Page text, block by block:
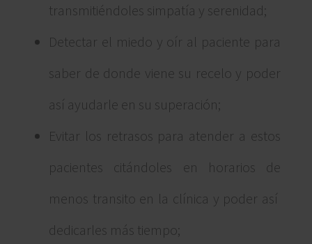
transmitiéndoles simpatía y serenidad;
Detectar el miedo y oír al paciente para
saber de donde viene su recelo y poder
así ayudarle en su superación;
Evitar los retrasos para atender a estos
pacientes citándoles en horarios de
menos transito en la clínica y poder así
dedicarles más tiempo;